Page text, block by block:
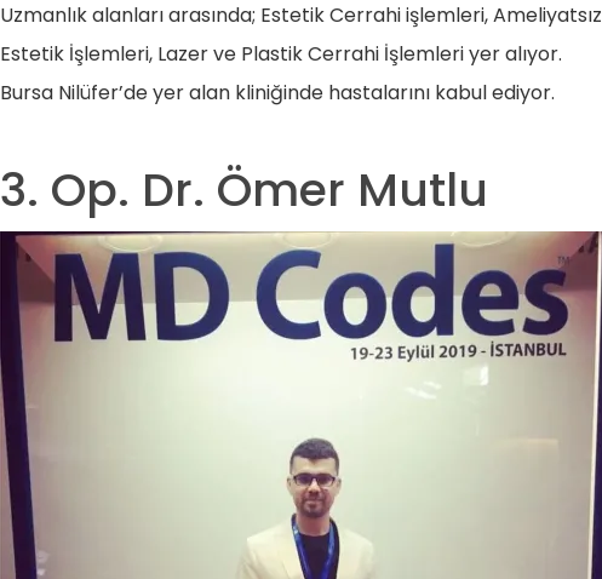
Uzmanlık alanları arasında; Estetik Cerrahi işlemleri, Ameliyatsız
Estetik İşlemleri, Lazer ve Plastik Cerrahi İşlemleri yer alıyor.
Bursa Nilüfer’de yer alan kliniğinde hastalarını kabul ediyor.
3. Op. Dr. Ömer Mutlu